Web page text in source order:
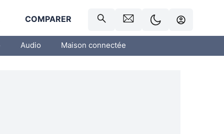
COMPARER
Audio Maison connectée